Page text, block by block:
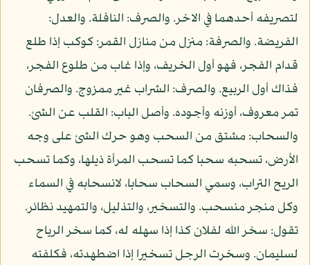
لتصريفه أحدهما في الاخر. والصرف: النافلة. والعدل:
الفريضة. والصرفة: منزل من منازل القمر: كوكب إذا طلع
قدام الفجر، فهو أول الخريف، وإذا غاب من طلوع الفجر،
فذاك أول الربيع. والصرف: الشراب غير ممزوج. والصرفان
تمر معروف، أوزنه وأجوده. وأصل الباب: القلب عن الشئ.
والسحاب: مشتق من السحب وهو حرك الشئ على وجه
الأرض، تسحبه سحبا كما تسحب المرأة ذيلها، وكما تسحب
الريح التراب، وسمي السحاب سحابا، لانسحابه في السماء
وكل منجر منسحب. والتسخير، والتذليل، والتمهيد نظائر.
تقول: سخر الله لفلان كذا إذا سهله له، كما سخر الرياح
لسليمان. وسخرت الرجل تسخيرا إذا اضطهدته، فكلفته